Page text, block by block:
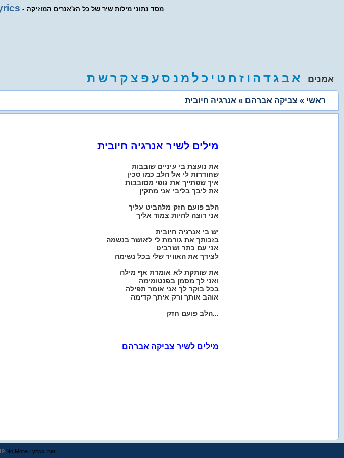
- מסד נתוני מילות שיר של כל הז'אנרים המוזיקה
אמנים א ב ג ד ה ו ז ח ט י כ ל מ נ ס ע פ צ ק רש ת
ראשי » צביקה אברהם » אנרגיה חיובית
מילים לשיר אנרגיה חיובית
את נועצת בי עיניים שובבות
שחודרות לי אל הלב כמו סכין
איך שפתייך את גופי מסובבות
את ליבך בליבי אני מתקין
הלב פועם חזק מלהביט עליך
אני רוצה להיות צמוד אליך
יש בי אנרגיה חיובית
בזכותך את גורמת לי לאושר בנשמה
אני עם כתר ושרביט
לצידך את האוויר שלי בכל נשימה
את שותקת לא אומרת אף מילה
ואני לך מסמן בפנטומימה
בכל בוקר לך אני אומר תפילה
אוהב אותך ורק איתך קדימה
הלב פועם חזק...
מילים לשיר צביקה אברהם
No More Lyrics .net